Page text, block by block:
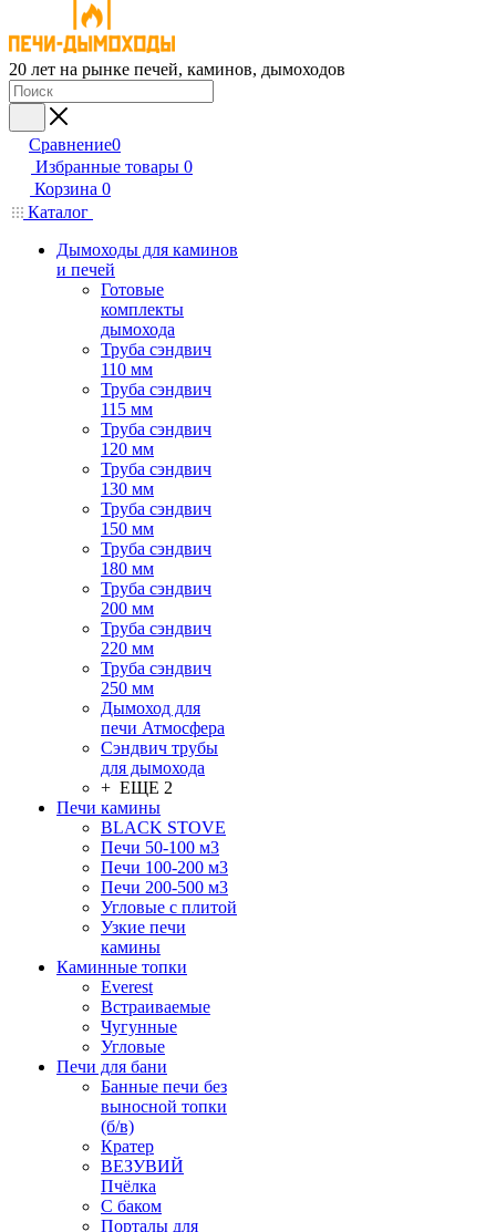
20 лет на рынке печей, каминов, дымоходов
Сравнение0
Избранные товары 0
Корзина 0
Каталог
Дымоходы для каминов
и печей
Готовые
комплекты
дымохода
Труба сэндвич
110 мм
Труба сэндвич
115 мм
Труба сэндвич
120 мм
Труба сэндвич
130 мм
Труба сэндвич
150 мм
Труба сэндвич
180 мм
Труба сэндвич
200 мм
Труба сэндвич
220 мм
Труба сэндвич
250 мм
Дымоход для
печи Атмосфера
Сэндвич трубы
для дымохода
+ ЕЩЕ 2
Печи камины
BLACK STOVE
Печи 50-100 м3
Печи 100-200 м3
Печи 200-500 м3
Угловые с плитой
Узкие печи
камины
Каминные топки
Everest
Встраиваемые
Чугунные
Угловые
Печи для бани
Банные печи без
выносной топки
(б/в)
Кратер
ВЕЗУВИЙ
Пчёлка
С баком
Порталы для